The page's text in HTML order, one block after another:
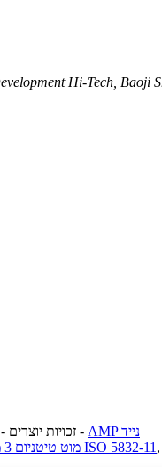
© זכויות יוצרים - 2010-2023: כל הזכויות שמורות. -
AMP נייד
מוט טיטניום 3 מ"מ יריעת טיטניום ISO 5832-11 ,